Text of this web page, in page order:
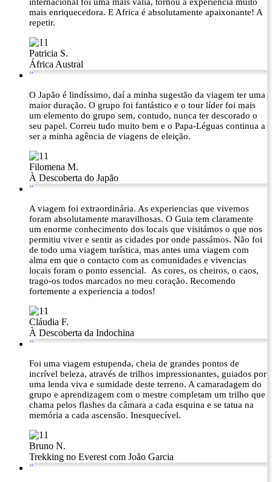
internacional foi uma mais valia, tornou a experiência muito
mais enriquecedora. E Africa é absolutamente apaixonante! A
repetir.
Patricia S.
África Austral
”
O Japão é lindíssimo, daí a minha sugestão da viagem ter uma
maior duração. O grupo foi fantástico e o tour líder foi mais
um elemento do grupo sem, contudo, nunca ter descorado o
seu papel. Correu tudo muito bem e o Papa-Léguas continua a
ser a minha agência de viagens de eleição.
Filomena M.
À Descoberta do Japão
”
A viagem foi extraordinária. As experiencias que vivemos
foram absolutamente maravilhosas. O Guia tem claramente
um enorme conhecimento dos locais que visitámos o que nos
permitiu viver e sentir as cidades por onde passámos. Não foi
de todo uma viagem turística, mas antes uma viagem com
alma em que o contacto com as comunidades e vivencias
locais foram o ponto essencial. As cores, os cheiros, o caos,
trago-os todos marcados no meu coração. Recomendo
fortemente a experiencia a todos!
Cláudia F.
À Descoberta da Indochina
”
Foi uma viagem estupenda, cheia de grandes pontos de
incrível beleza, através de trilhos impressionantes, guiados por
uma lenda viva e sumidade deste terreno. A camaradagem do
grupo e aprendizagem com o mestre completam um trilho que
chama pelos flashes da câmara a cada esquina e se tatua na
memória a cada ascensão. Inesquecível.
Bruno N.
Trekking no Everest com João Garcia
”